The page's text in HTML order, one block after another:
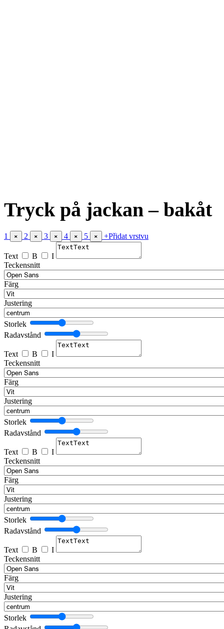
Tryck på jackan – bakåt
1 × 2 × 3 × 4 × 5 × +Přidat vrstvu
Text B
I
Teckensnitt
Färg
Justering
Storlek
Radavstånd
Text B
I
Teckensnitt
Färg
Justering
Storlek
Radavstånd
Text B
I
Teckensnitt
Färg
Justering
Storlek
Radavstånd
Text B
I
Teckensnitt
Färg
Justering
Storlek